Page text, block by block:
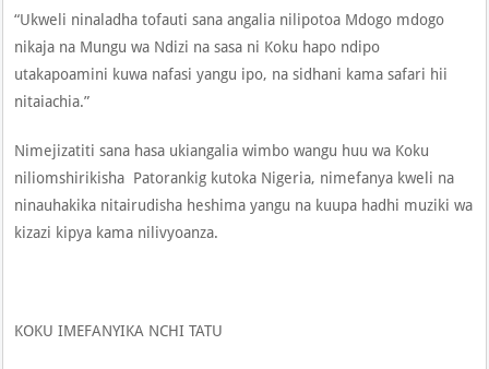
“Ukweli ninaladha tofauti sana angalia nilipotoa Mdogo mdogo
nikaja na Mungu wa Ndizi na sasa ni Koku hapo ndipo
utakapoamini kuwa nafasi yangu ipo, na sidhani kama safari hii
nitaiachia.”
Nimejizatiti sana hasa ukiangalia wimbo wangu huu wa Koku
niliomshirikisha Patorankig kutoka Nigeria, nimefanya kweli na
ninauhakika nitairudisha heshima yangu na kuupa hadhi muziki wa
kizazi kipya kama nilivyoanza.
KOKU IMEFANYIKA NCHI TATU